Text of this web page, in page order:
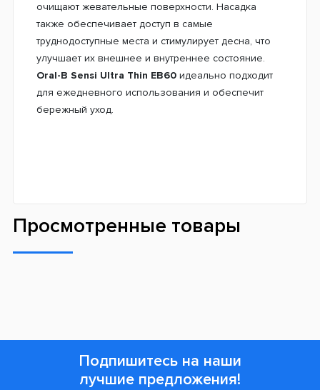
очищают жевательные поверхности. Насадка
также обеспечивает доступ в самые
труднодоступные места и стимулирует десна, что
улучшает их внешнее и внутреннее состояние.
Oral-B Sensi Ultra Thin EB60 идеально подходит
для ежедневного использования и обеспечит
бережный уход.
Просмотренные товары
Подпишитесь на наши
лучшие предложения!